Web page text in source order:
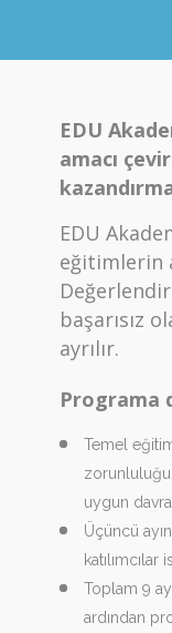
EDU
amacı
EDU
eğitimlerin
başarısız
ayrılır.
Programa
Temel
zorunluluğu
uygun
Üçüncü
Toplam 9
ardından